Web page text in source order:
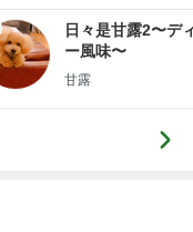
日々是甘露2〜デ
ー風味〜
甘露